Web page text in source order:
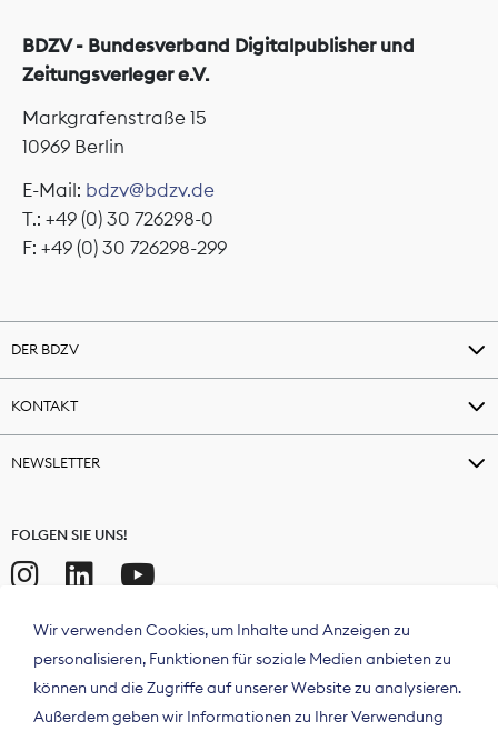
BDZV - Bundesverband Digitalpublisher und
Zeitungsverleger e.V.
Markgrafenstraße 15
10969 Berlin
E-Mail: bdzv@bdzv.de
T.: +49 (0) 30 726298-0
F: +49 (0) 30 726298-299
DER BDZV
KONTAKT
NEWSLETTER
FOLGEN SIE UNS!
Wir verwenden Cookies, um Inhalte und Anzeigen zu
personalisieren, Funktionen für soziale Medien anbieten zu
können und die Zugriffe auf unserer Website zu analysieren.
Außerdem geben wir Informationen zu Ihrer Verwendung